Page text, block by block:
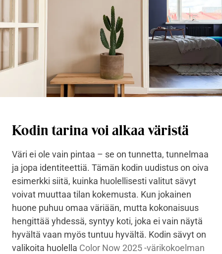
Kodin tarina voi alkaa väristä
Väri ei ole vain pintaa – se on tunnetta, tunnelmaa
ja jopa identiteettiä. Tämän kodin uudistus on oiva
esimerkki siitä, kuinka huolellisesti valitut sävyt
voivat muuttaa tilan kokemusta. Kun jokainen
huone puhuu omaa väriään, mutta kokonaisuus
hengittää yhdessä, syntyy koti, joka ei vain näytä
hyvältä vaan myös tuntuu hyvältä. Kodin sävyt on
valikoita huolella Color Now 2025 -värikokoelman